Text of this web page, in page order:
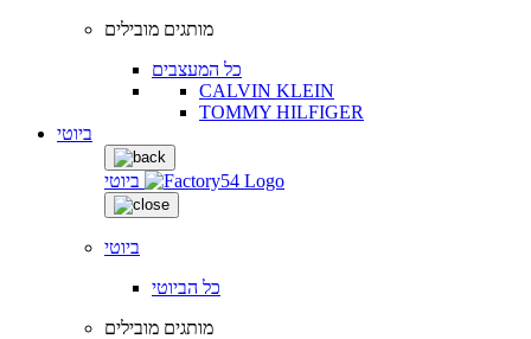
מותגים מובילים
כל המעצבים
CALVIN KLEIN
TOMMY HILFIGER
ביוטי
ביוטי
ביוטי
כל הביוטי
מותגים מובילים